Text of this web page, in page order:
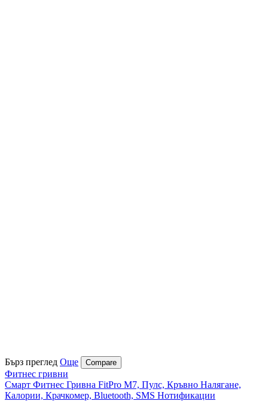
Бърз преглед Още Compare
Фитнес гривни
Смарт Фитнес Гривна FitPro M7, Пулс, Кръвно Налягане,
Калории, Крачкомер, Bluetooth, SMS Нотификации